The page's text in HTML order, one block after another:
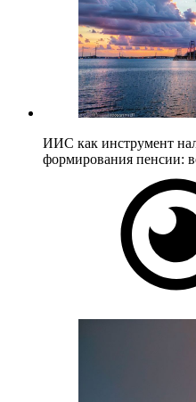
ИИС как инструмент
формирования пенсии: